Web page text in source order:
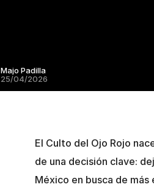
Majo Padilla
25/04/2026
El Culto del Ojo Rojo
de una decisión clave:
México en busca de más